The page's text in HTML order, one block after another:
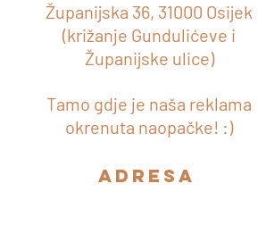
ADRESA
Županijska 36, 31000 Osijek
(križanje Gundulićeve i
Županijske ulice)
Tamo gdje je naša reklama
okrenuta naopačke! :)
adresa